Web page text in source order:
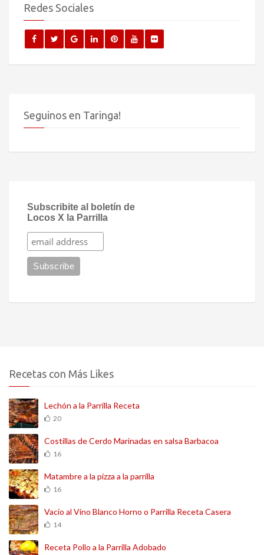
Redes Sociales
Seguinos en Taringa!
Subscribite al boletín de
Locos X la Parrilla
Recetas con Más Likes
Lechón a la Parrilla Receta
20
Costillas de Cerdo Marinadas en salsa Barbacoa
16
Matambre a la pizza a la parrilla
16
Vacío al Vino Blanco Horno o Parrilla Receta Casera
14
Receta Pollo a la Parrilla Adobado